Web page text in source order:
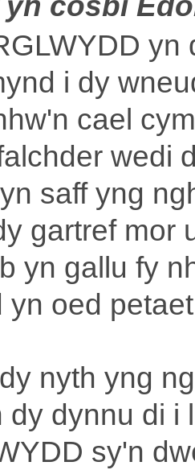
i dy
cael
wedi
saff yng
gartref mor
yn gallu fy
yn oed
nyth yng
dy dynnu di i
sy'n